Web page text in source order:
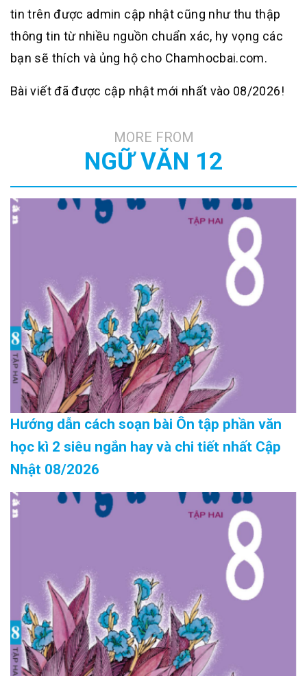
tin trên được admin cập nhật cũng như thu thập
thông tin từ nhiều nguồn chuẩn xác, hy vọng các
bạn sẽ thích và ủng hộ cho Chamhocbai.com.
Bài viết đã được cập nhật mới nhất vào 08/2026!
MORE FROM
NGỮ VĂN 12
Hướng dẫn cách soạn bài Ôn tập phần văn
học kì 2 siêu ngắn hay và chi tiết nhất Cập
Nhật 08/2026